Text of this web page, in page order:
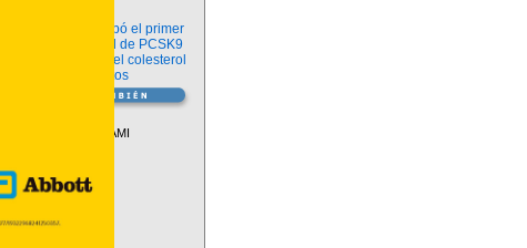
La FDA aprobó el primer
inhibidor oral de PCSK9
para reducir el colesterol
LDL en adultos
Descuentos PAMI